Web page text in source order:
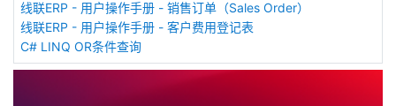
线联ERP - 用户操作手册 - 销售订单（Sales Order）
线联ERP - 用户操作手册 - 客户费用登记表
C# LINQ OR条件查询